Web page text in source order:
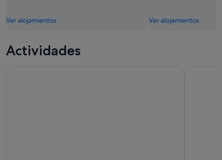
Ver alojamientos Ver alojamientos
Actividades